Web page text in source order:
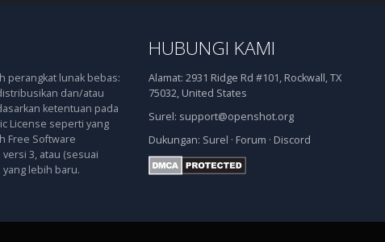
perangkat lunak bebas:
dan/atau
ketentuan pada
License seperti yang
Free Software
3, atau (sesuai
lebih baru.
HUBUNGI KAMI
Alamat: 2931 Ridge Rd #101, Rockwall, TX
75032, United States
Surel: support@openshot.org
Dukungan: Surel · Forum · Discord